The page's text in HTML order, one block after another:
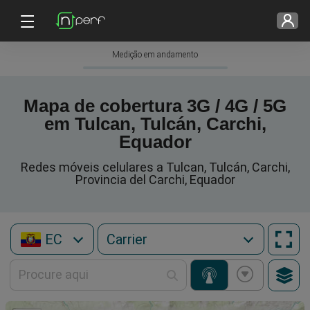
Medição em andamento
Mapa de cobertura 3G / 4G / 5G
em Tulcan, Tulcán, Carchi,
Equador
Redes móveis celulares a Tulcan, Tulcán, Carchi,
Provincia del Carchi, Equador
EC